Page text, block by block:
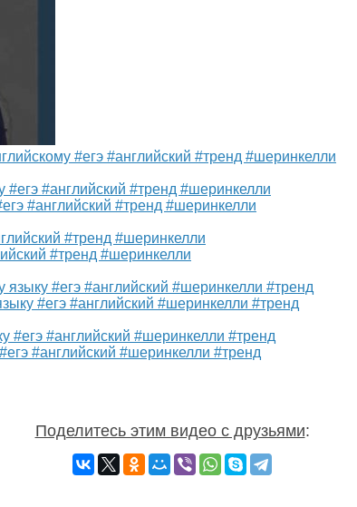
#егэ #английский #тренд #шеринкелли
#английский #тренд #шеринкелли
#тренд #шеринкелли
#егэ #английский #шеринкелли #тренд
#английский #шеринкелли #тренд
Поделитесь этим видео с друзьями: